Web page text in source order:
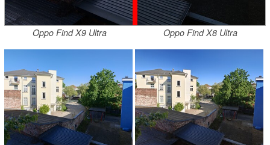
Oppo Find X9 Ultra Oppo Find X8 Ultra